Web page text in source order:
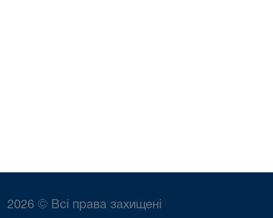
2026 © Всі права захищені